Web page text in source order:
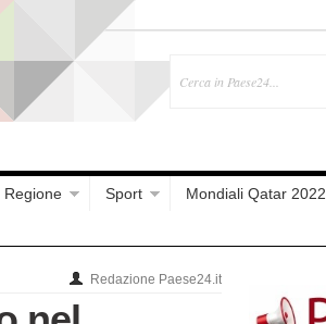
Regione Sport Mondiali Qatar 2022
Redazione Paese24.it